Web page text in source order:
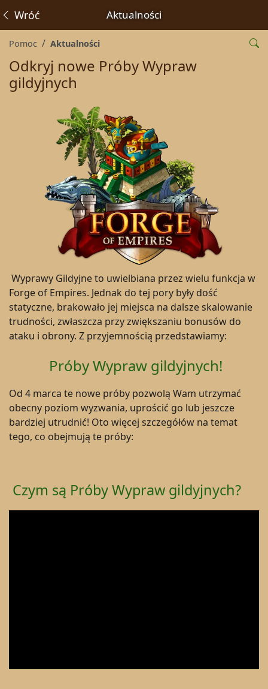
Aktualności
Wróć
Pomoc Aktualności
Odkryj nowe Próby Wypraw
gildyjnych
Wyprawy Gildyjne to uwielbiana przez wielu funkcja w
Forge of Empires. Jednak do tej pory były dość
statyczne, brakowało jej miejsca na dalsze skalowanie
trudności, zwłaszcza przy zwiększaniu bonusów do
ataku i obrony. Z przyjemnością przedstawiamy:
Próby Wypraw gildyjnych!
Od 4 marca te nowe próby pozwolą Wam utrzymać
obecny poziom wyzwania, uprościć go lub jeszcze
bardziej utrudnić! Oto więcej szczegółów na temat
tego, co obejmują te próby:
Czym są Próby Wypraw gildyjnych?